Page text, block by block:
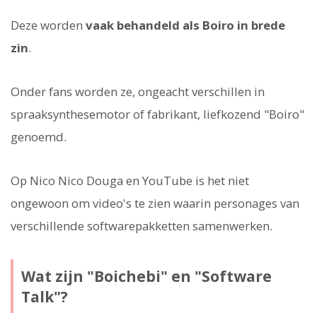
Deze worden vaak behandeld als Boiro in brede
zin.
Onder fans worden ze, ongeacht verschillen in
spraaksynthesemotor of fabrikant, liefkozend "Boiro"
genoemd.
Op Nico Nico Douga en YouTube is het niet
ongewoon om video's te zien waarin personages van
verschillende softwarepakketten samenwerken.
Wat zijn "Boichebi" en "Software
Talk"?